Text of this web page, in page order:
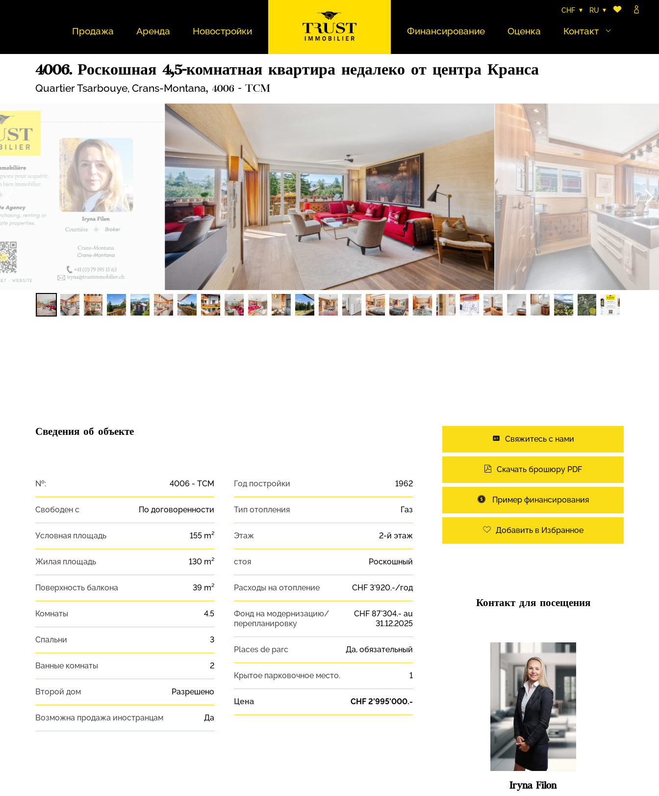
CHF RU
Продажа Аренда Новостройки Финансирование Оценка Контакт
4006. Роскошная 4,5-комнатная квартира недалеко от центра Кранса
Quartier Tsarbouye, Crans-Montana, 4006 - TCM
Сведения об объекте
№: 4006 - TCM
Свободен с По договоренности
Условная площадь 155 m²
Жилая площадь 130 m²
Поверхность балкона 39 m²
Комнаты 4.5
Спальни 3
Ванные комнаты 2
Второй дом Разрешено
Возможна продажа иностранцам Да
Год постройки 1962
Тип отопления Газ
Этаж 2-й этаж
стоя Роскошный
Расходы на отопление CHF 3'920.-/год
Фонд на модернизацию/
перепланировку
CHF 87'304.- au
31.12.2025
Places de parc Да, обязательный
Крытое парковочное место. 1
Цена CHF 2'995'000.-
Свяжитесь с нами
Скачать брошюру PDF
Пример финансирования
Добавить в Избранное
Контакт для посещения
Iryna Filon